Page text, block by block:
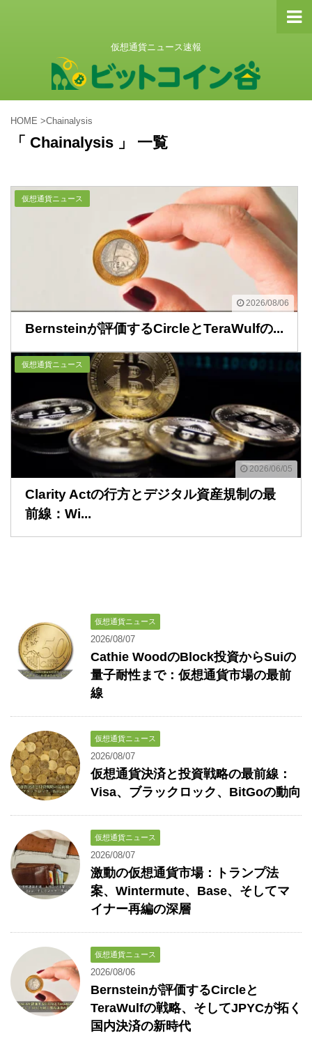
仮想通貨ニュース速報
HOME >Chainalysis
「 Chainalysis 」 一覧
2026/08/06
仮想通貨ニュース
Bernsteinが評価するCircleとTeraWulfの...
2026/06/05
仮想通貨ニュース
Clarity Actの行方とデジタル資産規制の最
前線：Wi...
仮想通貨ニュース
2026/08/07
Cathie WoodのBlock投資からSuiの
量子耐性まで：仮想通貨市場の最前
線
仮想通貨ニュース
2026/08/07
仮想通貨決済と投資戦略の最前線：
Visa、ブラックロック、BitGoの動向
仮想通貨ニュース
2026/08/07
激動の仮想通貨市場：トランプ法
案、Wintermute、Base、そしてマ
イナー再編の深層
仮想通貨ニュース
2026/08/06
Bernsteinが評価するCircleと
TeraWulfの戦略、そしてJPYCが拓く
国内決済の新時代